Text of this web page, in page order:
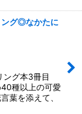
グ◎なかたに
ング本3冊目
種以上の可愛
葉を添えて、